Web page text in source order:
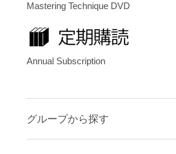
Mastering Technique DVD
Annual Subscription
グループから探す